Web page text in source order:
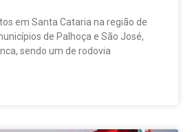
em Santa Cataria na região de
de Palhoça e São José,
sendo um de rodovia